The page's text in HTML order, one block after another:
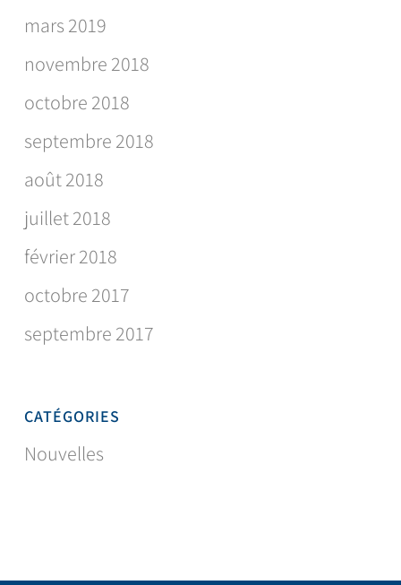
mars 2019
novembre 2018
octobre 2018
septembre 2018
août 2018
juillet 2018
février 2018
octobre 2017
septembre 2017
CATÉGORIES
Nouvelles